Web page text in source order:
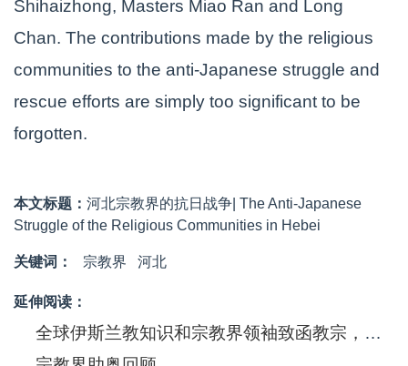
Shihaizhong, Masters Miao Ran and Long
Chan. The contributions made by the religious
communities to the anti-Japanese struggle and
rescue efforts are simply too significant to be
forgotten.
本文标题： 河北宗教界的抗日战争| The Anti-Japanese
Struggle of the Religious Communities in Hebei
关键词： 宗教界 河北
延伸阅读：
全球伊斯兰教知识和宗教界领袖致函教宗，愿共为世界和平努力